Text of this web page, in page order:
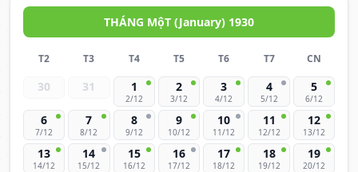
THÁNG MộT (January) 1930
T2 T3 T4 T5 T6 T7 CN
30 31 1
2/12
2
3/12
3
4/12
4
5/12
5
6/12
6
7/12
7
8/12
8
9/12
9
10/12
10
11/12
11
12/12
12
13/12
13
14/12
14
15/12
15
16/12
16
17/12
17
18/12
18
19/12
19
20/12